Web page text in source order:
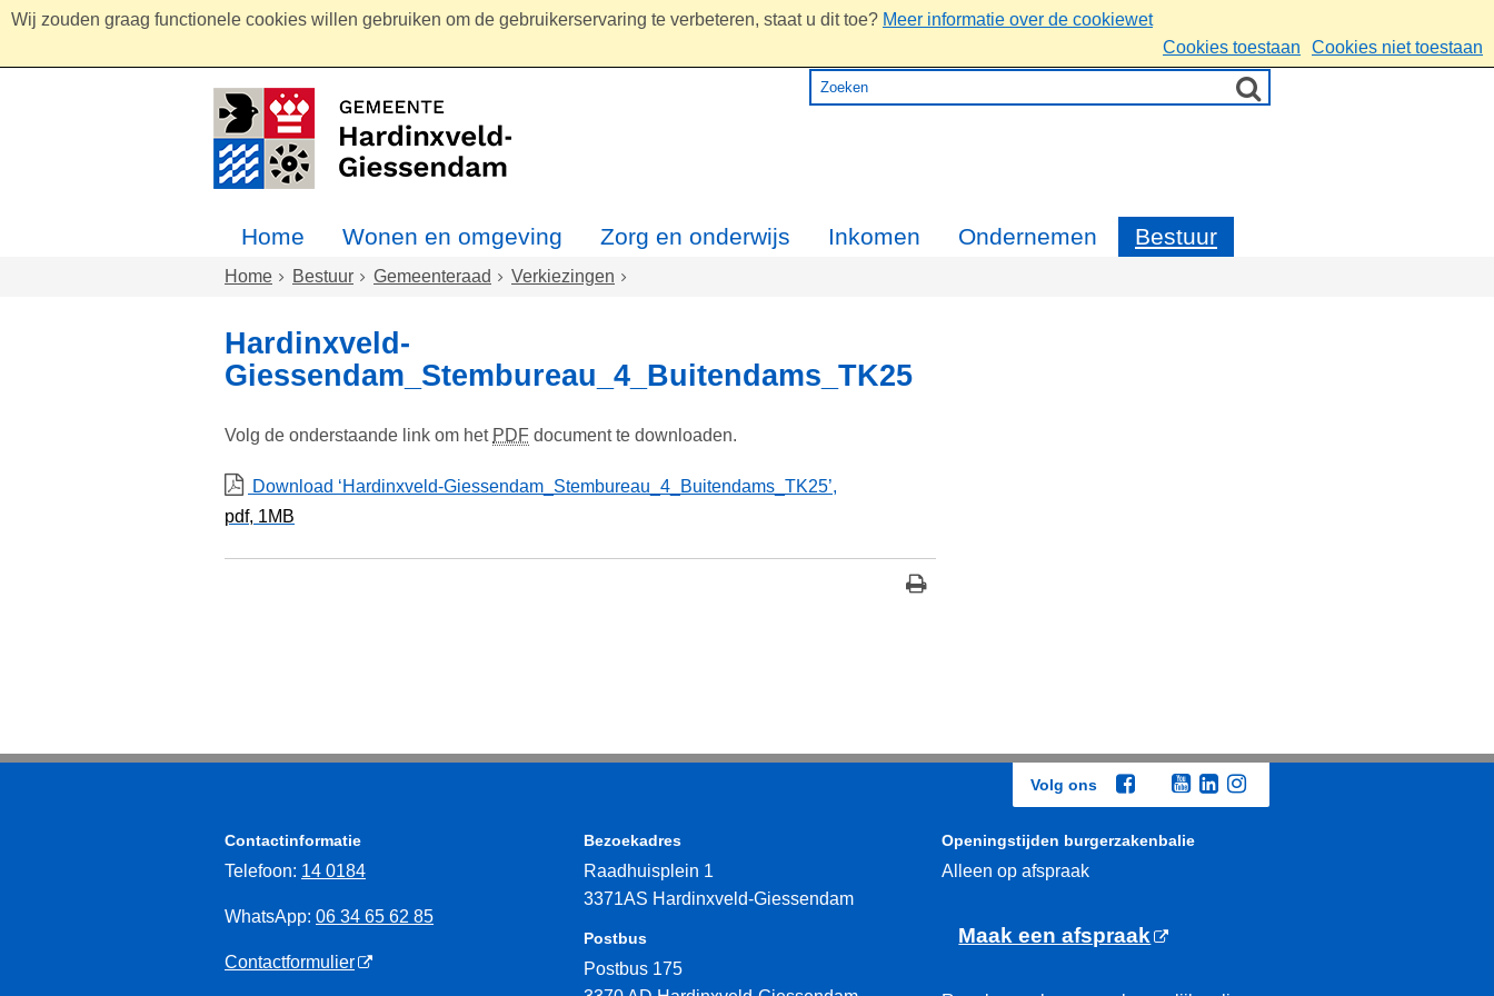
Wij zouden graag functionele cookies willen gebruiken om de gebruikerservaring te verbeteren, staat u dit toe? Meer informatie over de cookiewet
Cookies toestaan
Cookies niet toestaan
Home Wonen en omgeving Zorg en onderwijs Inkomen Ondernemen Bestuur
Home Bestuur Gemeenteraad Verkiezingen
Hardinxveld-
Giessendam_Stembureau_4_Buitendams_TK25
Volg de onderstaande link om het PDF document te downloaden.
Download ‘Hardinxveld-Giessendam_Stembureau_4_Buitendams_TK25’,
pdf, 1MB
Volg ons
Contactinformatie
Telefoon: 14 0184
WhatsApp: 06 34 65 62 85
Contactformulier
Bezoekadres
Raadhuisplein 1
3371AS Hardinxveld-Giessendam
Postbus
Postbus 175
Openingstijden burgerzakenbalie
Alleen op afspraak
Maak een afspraak